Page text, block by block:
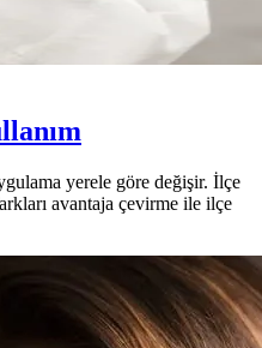
yerele göre değişir. İlçe
avantaja çevirme ile ilçe